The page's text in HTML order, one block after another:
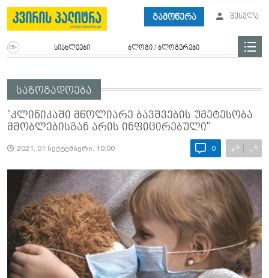
გამოწერა შესვლა
სიახლეები ბლოგი / ბლოგერები
საზოგადოება
"კლინიკაში მწოლიარე ბავშვების უმეტესობა
მშობლებისგან არის ინფიცირებული"
2021, 01 სექტემბერი, 10:00 0 +A −A